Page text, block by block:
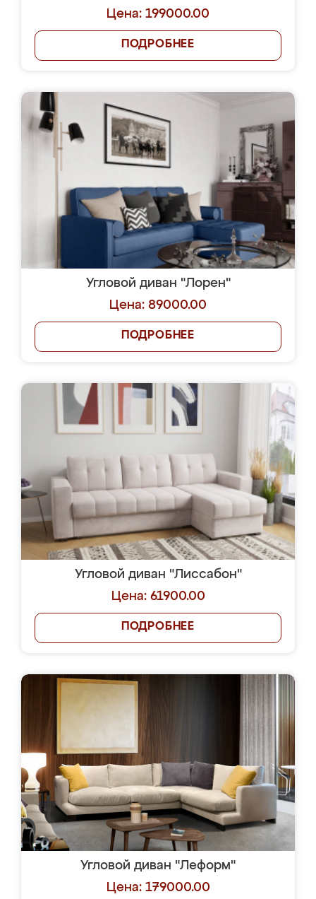
Цена: 199000.00
ПОДРОБНЕЕ
Угловой диван "Лорен"
Цена: 89000.00
ПОДРОБНЕЕ
Угловой диван "Лиссабон"
Цена: 61900.00
ПОДРОБНЕЕ
Угловой диван "Леформ"
Цена: 179000.00